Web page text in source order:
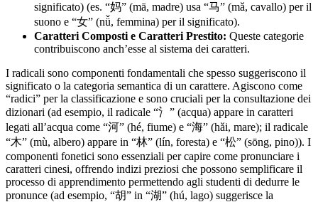
significato) (es. “妈” (mā, madre) usa “马” (mǎ, cavallo) per il
suono e “女” (nǚ, femmina) per il significato).
Caratteri Composti e Caratteri Prestito: Queste categorie
contribuiscono anch’esse al sistema dei caratteri.
I radicali sono componenti fondamentali che spesso suggeriscono il
significato o la categoria semantica di un carattere. Agiscono come
“radici” per la classificazione e sono cruciali per la consultazione dei
dizionari (ad esempio, il radicale “氵” (acqua) appare in caratteri
legati all’acqua come “河” (hé, fiume) e “海” (hǎi, mare); il radicale
“木” (mù, albero) appare in “林” (lín, foresta) e “松” (sōng, pino)). I
componenti fonetici sono essenziali per capire come pronunciare i
caratteri cinesi, offrendo indizi preziosi che possono semplificare il
processo di apprendimento permettendo agli studenti di dedurre le
pronunce (ad esempio, “胡” in “湖” (hú, lago) suggerisce la